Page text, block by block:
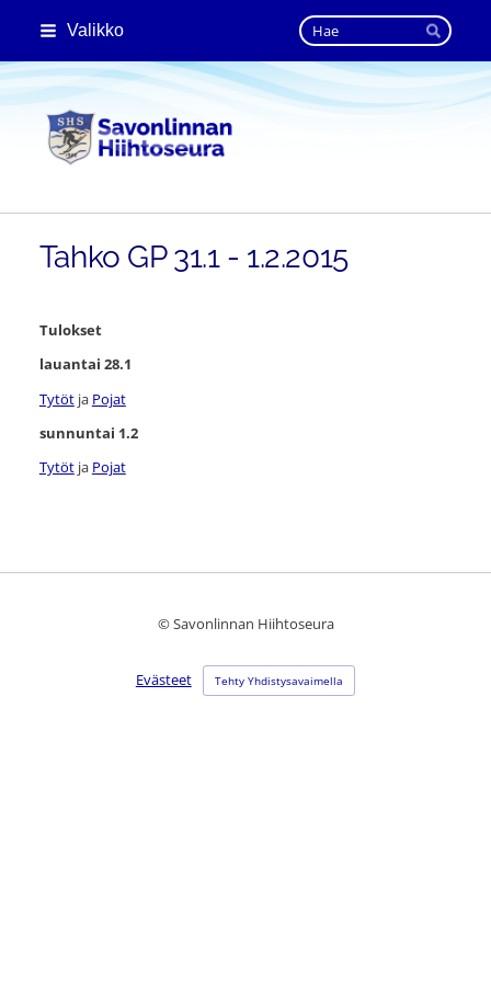
Siirry
sisältöön
Valikko Haku
Hae
Savonlinnan Hiihtoseura
Tahko GP 31.1 - 1.2.2015
Tulokset
lauantai 28.1
Tytötja Pojat
sunnuntai 1.2
Tytötja Pojat
©Savonlinnan Hiihtoseura
Evästeet Tehty Yhdistysavaimella